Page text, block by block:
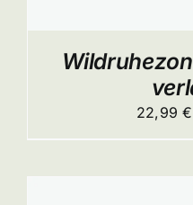
22,99€